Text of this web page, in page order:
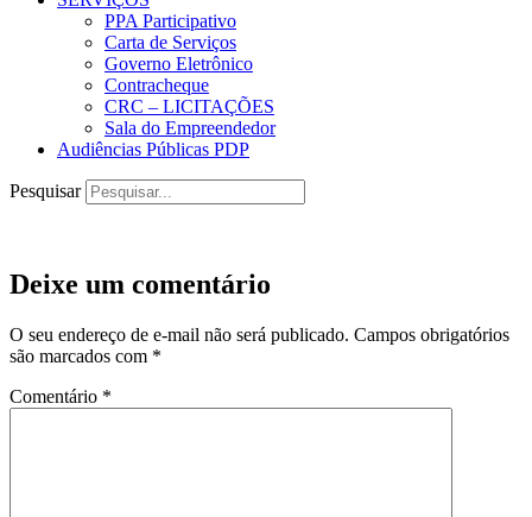
PPA Participativo
Carta de Serviços
Governo Eletrônico
Contracheque
CRC – LICITAÇÕES
Sala do Empreendedor
Audiências Públicas PDP
Pesquisar
Deixe um comentário
O seu endereço de e-mail não será publicado. Campos obrigatórios
são marcados com *
Comentário *